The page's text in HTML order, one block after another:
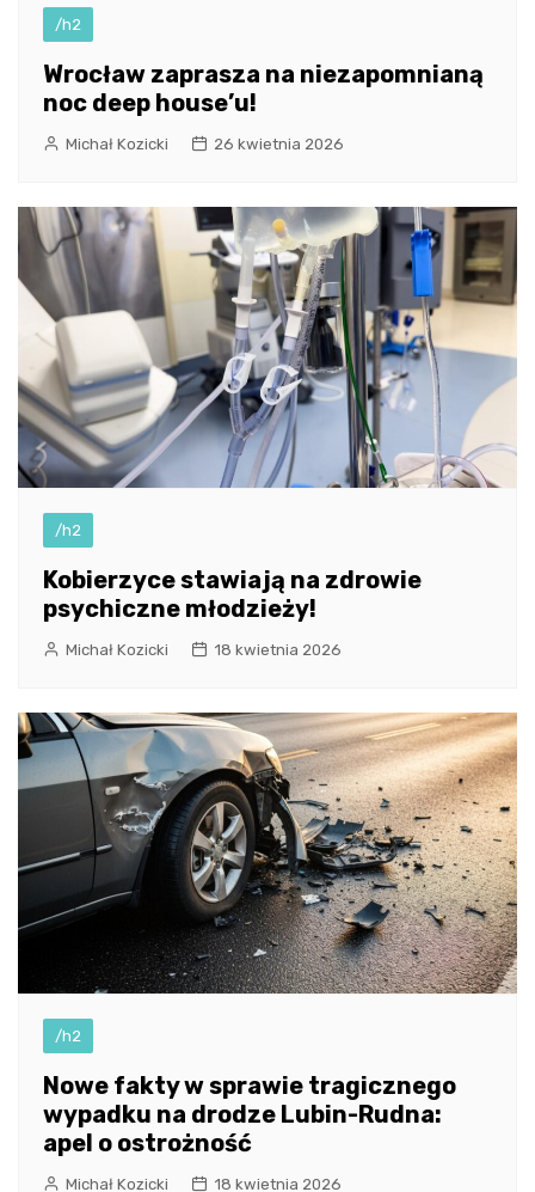
/h2
Wrocław zaprasza na niezapomnianą
noc deep house’u!
Michał Kozicki 26 kwietnia 2026
/h2
Kobierzyce stawiają na zdrowie
psychiczne młodzieży!
Michał Kozicki 18 kwietnia 2026
/h2
Nowe fakty w sprawie tragicznego
wypadku na drodze Lubin-Rudna:
apel o ostrożność
Michał Kozicki 18 kwietnia 2026